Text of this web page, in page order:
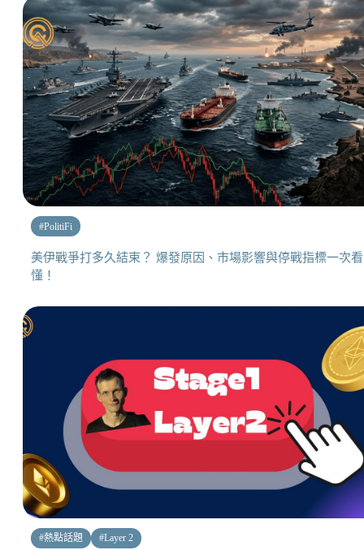
#PolitiFi
美伊戰爭打多久結束？ 爆發原因、市場影響與停戰指標一次看
懂！
#熱點話題 #Layer 2